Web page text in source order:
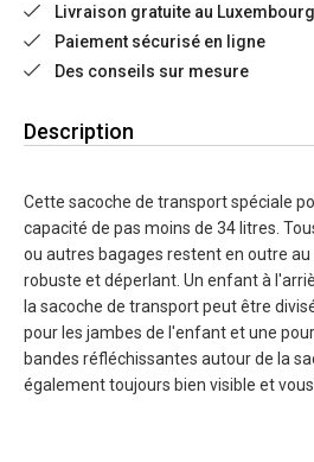
Livraison gratuite au
Paiement sécurisé en ligne
Des conseils sur mesure
Description
Cette sacoche de transport spéciale
capacité de pas moins de 34 litres.
ou autres bagages restent en outre
robuste et déperlant. Un enfant à
la sacoche de transport peut être
pour les jambes de l'enfant et une
bandes réfléchissantes autour de la
également toujours bien visible et